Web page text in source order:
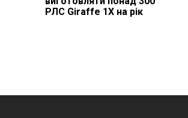
РЛС Giraffe 1X на рік